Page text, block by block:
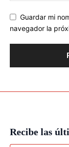
Guardar mi
navegador la
Recibe las